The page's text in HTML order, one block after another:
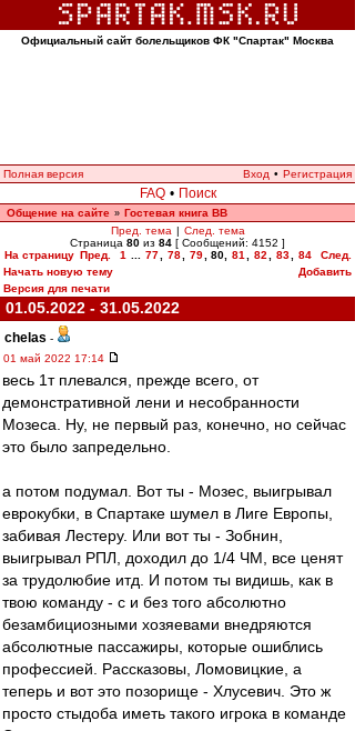
Официальный сайт болельщиков ФК "Спартак" Москва
Полная версия Вход • Регистрация
FAQ • Поиск
Общение на сайте » Гостевая книга ВВ
Пред. тема | След. тема
Страница 80 из 84 [ Сообщений: 4152 ]
На страницу Пред. 1 77 78 79 80, 81 82 83 84
След.
Начать новую тему
Добавить
Версия для печати
01.05.2022 - 31.05.2022
chelas -
01 май 2022 17:14
весь 1т плевался, прежде всего, от
демонстративной лени и несобранности
Мозеса. Ну, не первый раз, конечно, но сейчас
это было запредельно.
а потом подумал. Вот ты - Мозес, выигрывал
еврокубки, в Спартаке шумел в Лиге Европы,
забивая Лестеру. Или вот ты - Зобнин,
выигрывал РПЛ, доходил до 1/4 ЧМ, все ценят
за трудолюбие итд. И потом ты видишь, как в
твою команду - с и без того абсолютно
безамбициозными хозяевами внедряются
абсолютные пассажиры, которые ошиблись
профессией. Рассказовы, Ломовицкие, а
теперь и вот это позорище - Хлусевич. Это ж
просто стыдоба иметь такого игрока в команде